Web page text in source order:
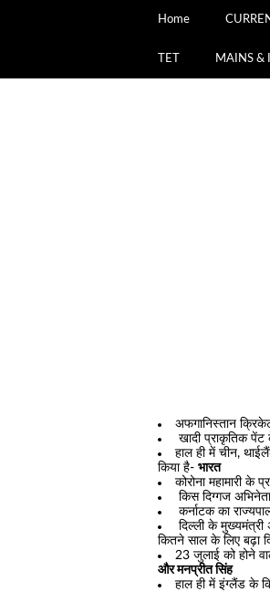
Home
TET MAINS &
अफगानिस्तान
खादी प्राकृतिक पेंट
हाल ही में चीन,
किया है-भारत
कोरोना महामारी के
किस दिग्गज
कर्नाटक का
दिल्ली के मुख्यमंत्री
कितने साल के लिए बढ़ा
23 जुलाई को होने
और मनप्रीत सिंह
हाल ही में इंग्लैंड के